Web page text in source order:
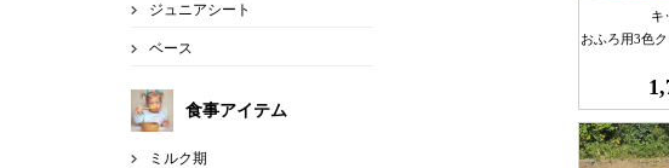
ジュニアシート
ベース
食事アイテム
ミルク期
キ
おふろ用3色